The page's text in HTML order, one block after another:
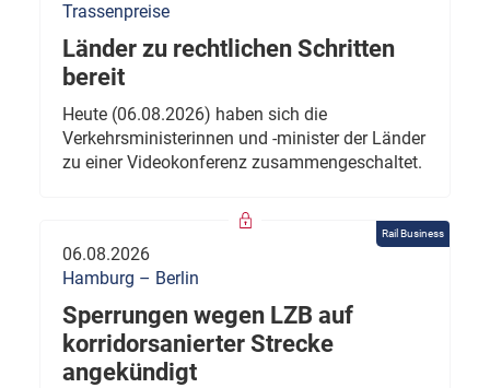
Trassenpreise
Länder zu rechtlichen Schritten
bereit
Heute (06.08.2026) haben sich die
Verkehrsministerinnen und -minister der Länder
zu einer Videokonferenz zusammengeschaltet.
Rail Business
06.08.2026
Hamburg – Berlin
Sperrungen wegen LZB auf
korridorsanierter Strecke
angekündigt